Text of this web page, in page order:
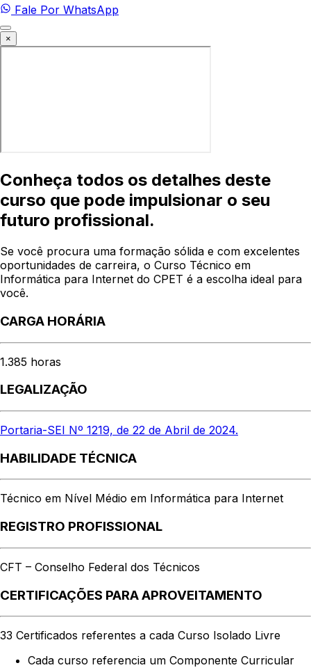
Fale Por WhatsApp
×
Conheça todos os detalhes deste
curso que pode impulsionar o seu
futuro profissional.
Se você procura uma formação sólida e com excelentes
oportunidades de carreira, o Curso Técnico em
Informática para Internet do CPET é a escolha ideal para
você.
CARGA HORÁRIA
1.385 horas
LEGALIZAÇÃO
Portaria-SEI Nº 1219, de 22 de Abril de 2024.
HABILIDADE TÉCNICA
Técnico em Nível Médio em Informática para Internet
REGISTRO PROFISSIONAL
CFT – Conselho Federal dos Técnicos
CERTIFICAÇÕES PARA APROVEITAMENTO
33 Certificados referentes a cada Curso Isolado Livre
Cada curso referencia um Componente Curricular